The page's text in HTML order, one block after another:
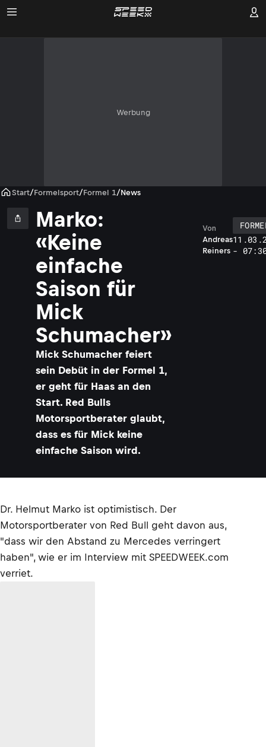
Werbung
Start/Formelsport/Formel 1/News
Marko:
«Keine
einfache
Saison für
Mick
Schumacher»
Mick Schumacher feiert
sein Debüt in der Formel 1,
er geht für Haas an den
Start. Red Bulls
Motorsportberater glaubt,
dass es für Mick keine
einfache Saison wird.
Andreas
Reiners
Von
-
Dr. Helmut Marko ist optimistisch. Der
Motorsportberater von Red Bull geht davon aus,
"dass wir den Abstand zu Mercedes verringert
haben", wie er im Interview mit SPEEDWEEK.com
verriet.